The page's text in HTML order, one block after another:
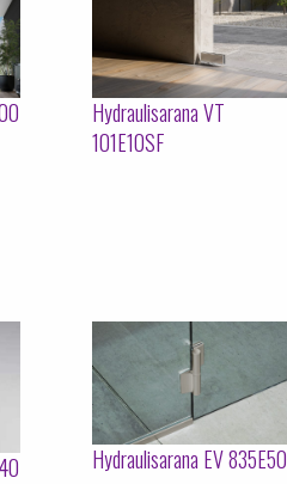
Hydraulisarana VT
101E10SF
Hydraulisarana EV 835E50